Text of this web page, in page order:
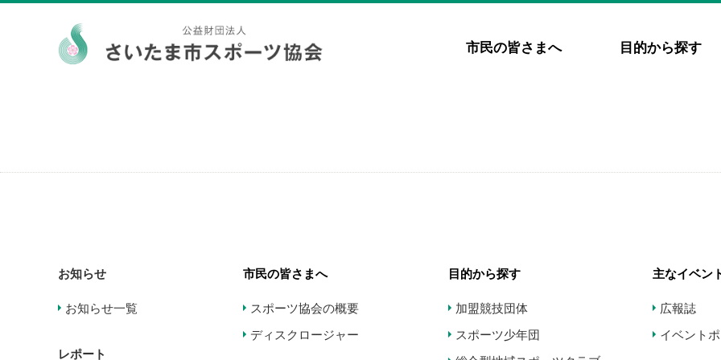
市民の皆さまへ 目的から探す
お知らせ
お知らせ一覧
レポート
市民の皆さまへ
スポーツ協会の概要
ディスクロージャー
目的から探す
加盟競技団体
スポーツ少年団
主なイベン
広報誌
イベント